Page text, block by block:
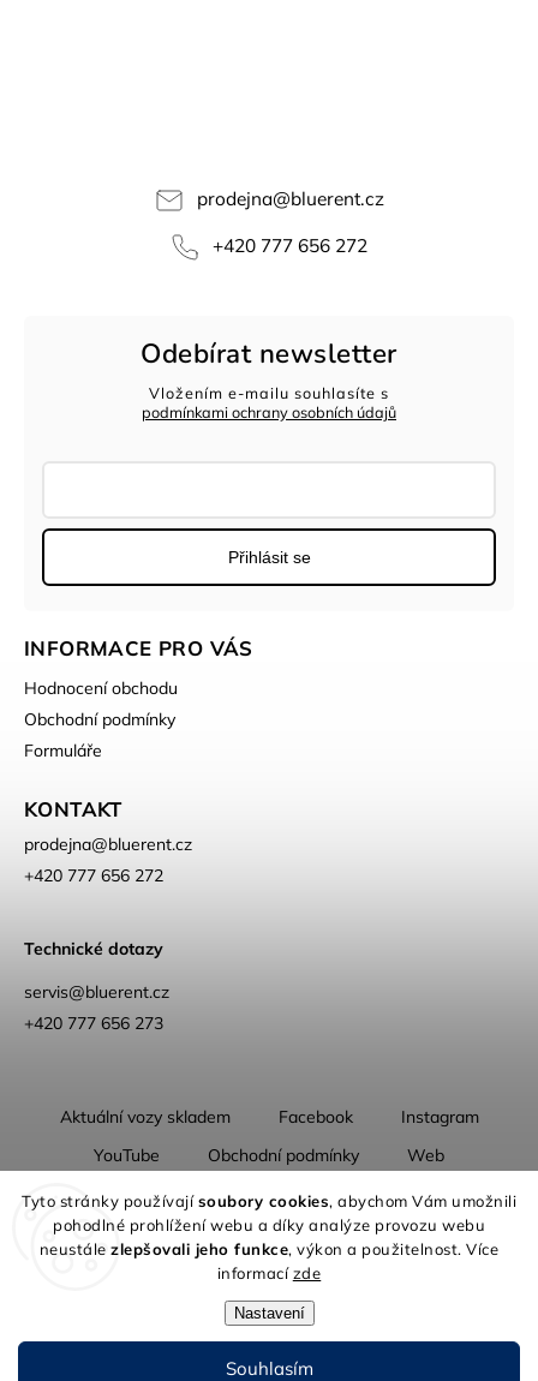
Tyto stránky používajísoubory cookies, abychom Vám umožnili
pohodlné prohlížení webu a díky analýze provozu webu
neustálezlepšovali jeho funkce, výkon a použitelnost. Více
informacízde
Nastavení
Souhlasím
prodejna@bluerent.cz
+420 777 656 272
Odebírat newsletter
Vložením e-mailu souhlasíte s
podmínkami ochrany osobních údajů
Přihlásit se
INFORMACE PRO VÁS
Hodnocení obchodu
Obchodní podmínky
Formuláře
KONTAKT
prodejna@bluerent.cz
+420 777 656 272
Technické dotazy
servis@bluerent.cz
+420 777 656 273
Aktuální vozy skladem Facebook
Instagram
YouTube
Obchodní podmínky
Web
O nás
Copyright 2026Blue Rent | Na cestách jako doma. Všechna práva